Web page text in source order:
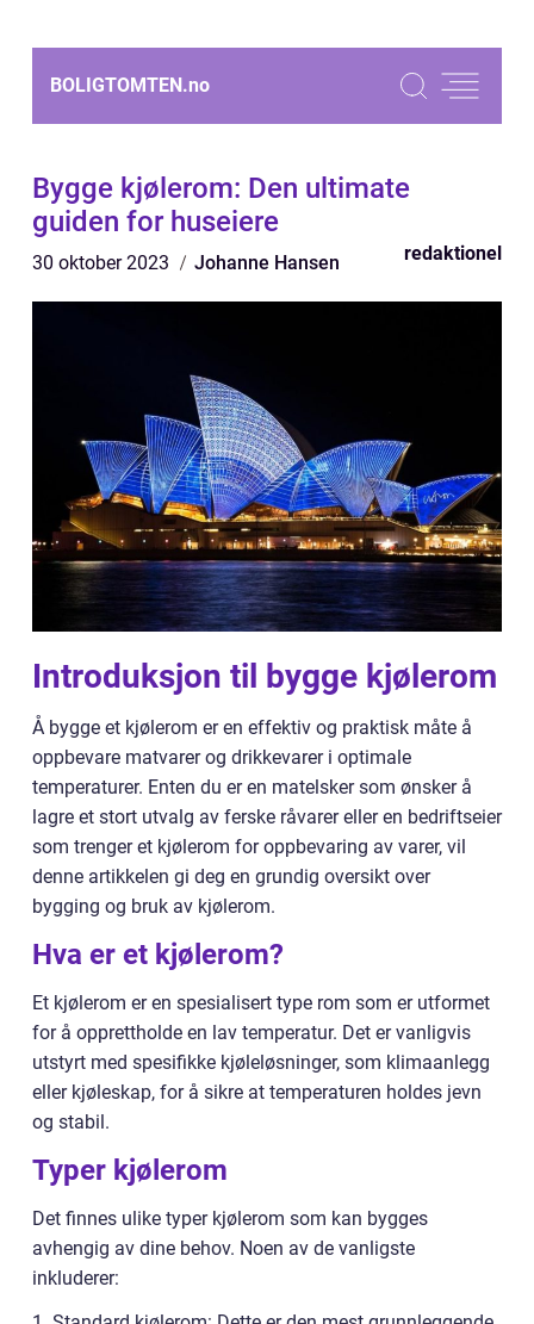
BOLIGTOMTEN.no
Bygge kjølerom: Den ultimate
guiden for huseiere
30 oktober 2023 Johanne Hansen redaktionel
Introduksjon til bygge kjølerom
Å bygge et kjølerom er en effektiv og praktisk måte å
oppbevare matvarer og drikkevarer i optimale
temperaturer. Enten du er en matelsker som ønsker å
lagre et stort utvalg av ferske råvarer eller en bedriftseier
som trenger et kjølerom for oppbevaring av varer, vil
denne artikkelen gi deg en grundig oversikt over
bygging og bruk av kjølerom.
Hva er et kjølerom?
Et kjølerom er en spesialisert type rom som er utformet
for å opprettholde en lav temperatur. Det er vanligvis
utstyrt med spesifikke kjøleløsninger, som klimaanlegg
eller kjøleskap, for å sikre at temperaturen holdes jevn
og stabil.
Typer kjølerom
Det finnes ulike typer kjølerom som kan bygges
avhengig av dine behov. Noen av de vanligste
inkluderer: